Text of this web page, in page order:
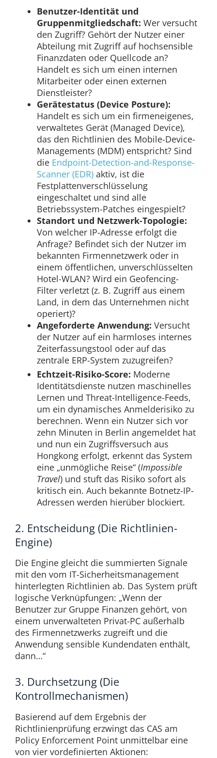
Benutzer-Identität und
Gruppenmitgliedschaft: Wer versucht
den Zugriff? Gehört der Nutzer einer
Abteilung mit Zugriff auf hochsensible
Finanzdaten oder Quellcode an?
Handelt es sich um einen internen
Mitarbeiter oder einen externen
Dienstleister?
Gerätestatus (Device Posture):
Handelt es sich um ein firmeneigenes,
verwaltetes Gerät (Managed Device),
das den Richtlinien des Mobile-Device-
Managements (MDM) entspricht? Sind
die Endpoint-Detection-and-Response-
Scanner (EDR) aktiv, ist die
Festplattenverschlüsselung
eingeschaltet und sind alle
Betriebssystem-Patches eingespielt?
Standort und Netzwerk-Topologie:
Von welcher IP-Adresse erfolgt die
Anfrage? Befindet sich der Nutzer im
bekannten Firmennetzwerk oder in
einem öffentlichen, unverschlüsselten
Hotel-WLAN? Wird ein Geofencing-
Filter verletzt (z. B. Zugriff aus einem
Land, in dem das Unternehmen nicht
operiert)?
Angeforderte Anwendung: Versucht
der Nutzer auf ein harmloses internes
Zeiterfassungstool oder auf das
zentrale ERP-System zuzugreifen?
Echtzeit-Risiko-Score: Moderne
Identitätsdienste nutzen maschinelles
Lernen und Threat-Intelligence-Feeds,
um ein dynamisches Anmelderisiko zu
berechnen. Wenn ein Nutzer sich vor
zehn Minuten in Berlin angemeldet hat
und nun ein Zugriffsversuch aus
Hongkong erfolgt, erkennt das System
eine „unmögliche Reise“ (Impossible
Travel) und stuft das Risiko sofort als
kritisch ein. Auch bekannte Botnetz-IP-
Adressen werden hierüber blockiert.
2. Entscheidung (Die Richtlinien-
Engine)
Die Engine gleicht die summierten Signale
mit den vom IT-Sicherheitsmanagement
hinterlegten Richtlinien ab. Das System prüft
logische Verknüpfungen: „Wenn der
Benutzer zur Gruppe Finanzen gehört, von
einem unverwalteten Privat-PC außerhalb
des Firmennetzwerks zugreift und die
Anwendung sensible Kundendaten enthält,
dann…“
3. Durchsetzung (Die
Kontrollmechanismen)
Basierend auf dem Ergebnis der
Richtlinienprüfung erzwingt das CAS am
Policy Enforcement Point unmittelbar eine
von vier vordefinierten Aktionen: